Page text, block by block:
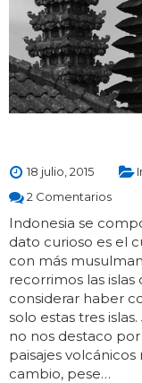
18 julio, 2015
2 Comentarios
Indonesia se
dato curioso es el
con más
recorrimos las
considerar haber
solo estas tres
no nos destaco
paisajes volcánicos
cambio, pese…